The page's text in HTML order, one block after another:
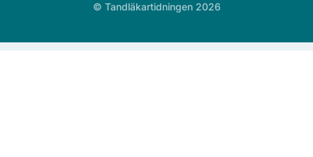
© Tandläkartidningen 2026